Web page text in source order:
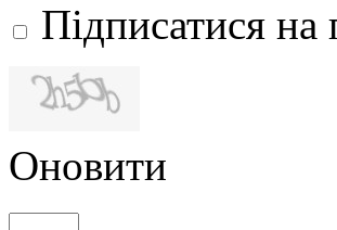
Підписатися на
Оновити